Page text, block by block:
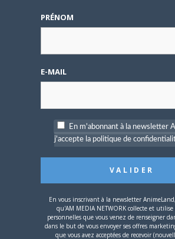
OÙ TROUVER NOS MAGAZINES
PRÉNOM
E-MAIL
En m'abonnant à la newsletter
j'accepte la politique de
En vous inscrivant à la newsletter
qu'AM MEDIA NETWORK collecte et utilise
personnelles que vous venez de renseigner
dans le but de vous envoyer ses offres
que vous avez acceptées de recevoir